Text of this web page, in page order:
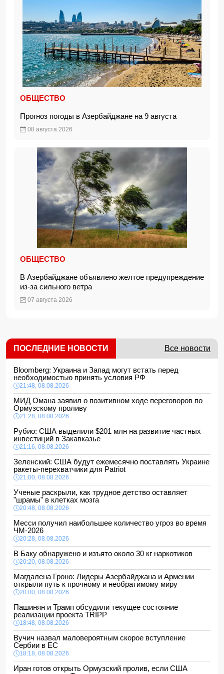
ОБЩЕСТВО
Прогноз погоды в Азербайджане на 9 августа
08 августа 2026
ОБЩЕСТВО
В Азербайджане объявлено желтое предупреждение
из-за сильного ветра
07 августа 2026
ПОСЛЕДНИЕ НОВОСТИ Все новости
Bloomberg: Украина и Запад могут встать перед
необходимостью принять условия РФ
21:48, 08.08.2026
МИД Омана заявил о позитивном ходе переговоров по
Ормузскому проливу
21:28, 08.08.2026
Рубио: США выделили $201 млн на развитие частных
инвестиций в Закавказье
21:16, 08.08.2026
Зеленский: США будут ежемесячно поставлять Украине
ракеты-перехватчики для Patriot
21:00, 08.08.2026
Ученые раскрыли, как трудное детство оставляет
"шрамы" в клетках мозга
20:48, 08.08.2026
Месси получил наибольшее количество угроз во время
ЧМ-2026
20:28, 08.08.2026
В Баку обнаружено и изъято около 30 кг наркотиков
20:20, 08.08.2026
Магдалена Гроно: Лидеры Азербайджана и Армении
открыли путь к прочному и необратимому миру
20:00, 08.08.2026
Пашинян и Трамп обсудили текущее состояние
реализации проекта TRIPP
18:48, 08.08.2026
Вучич назвал маловероятным скорое вступление
Сербии в ЕС
18:18, 08.08.2026
Иран готов открыть Ормузский пролив, если США